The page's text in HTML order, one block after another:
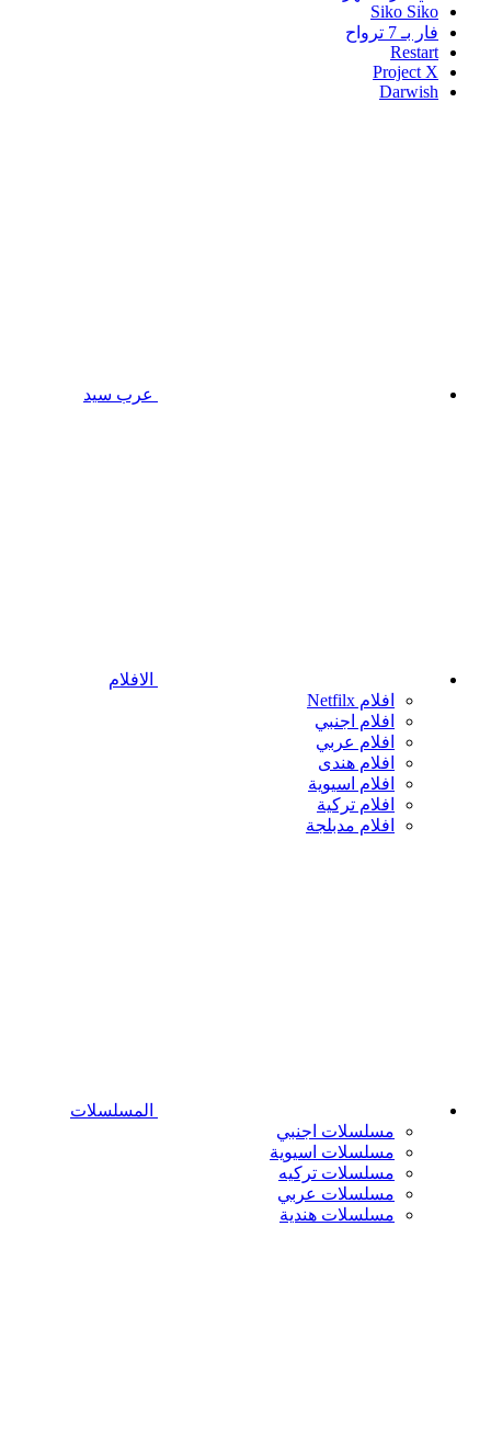
Siko Siko
فار بـ 7 ترواح
Restart
Project X
Darwish
عرب سيد
الافلام
افلام Netfilx
افلام اجنبي
افلام عربي
افلام هندى
افلام اسيوية
افلام تركية
افلام مدبلجة
المسلسلات
مسلسلات اجنبي
مسلسلات اسيوية
مسلسلات تركيه
مسلسلات عربي
مسلسلات هندية